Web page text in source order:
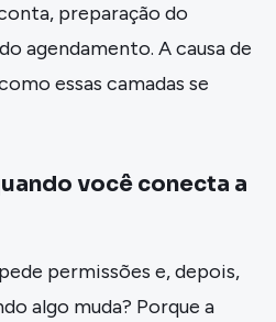
preparação do
agendamento. A causa de
essas camadas se
você conecta a
permissões e, depois,
algo muda? Porque a